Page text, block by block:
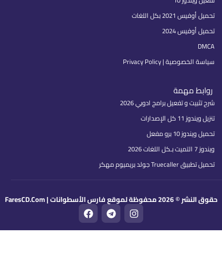
تحميل أوفيس 2021 بكل اللغات
تحميل أوفيس 2024
DMCA
سياسة الخصوصية | Privacy Policy
روابط مهمة
شرح تثبيت و تفعيل برامج ادوبي 2026
تنزيل ويندوز 11 كل الإصدارات
تحميل ويندوز 10 برو مفعل
ويندوز 7 التميت بـكل اللغات 2026
تحميل تطبيق Truecaller جولد بريميوم مهكر
حقوق النشر © 2026 محفوظة لموقع فارس الأسطوانات | FaresCD.Com I
n
s
t
T
e
l
e
F
a
c
e